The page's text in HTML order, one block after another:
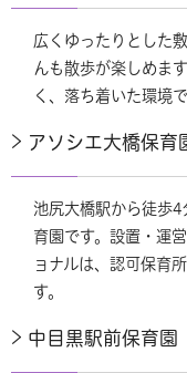
広くゆったりとした
んも散歩が楽しめま
く、落ち着いた環境で
アソシエ大橋保育
池尻大橋駅から徒歩
育園です。設置・運
ョナルは、認可保育
す。
中目黒駅前保育園